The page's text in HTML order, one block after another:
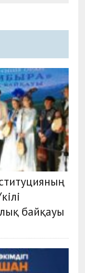
байқауы